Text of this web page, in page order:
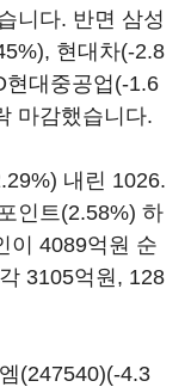
니다. 반면 삼성
현대차(-2.8
대중공업(-1.6
마감했습니다.
내린 1026.
인트(2.58%) 하
이 4089억원 순
3105억원, 128
(247540)(-4.3